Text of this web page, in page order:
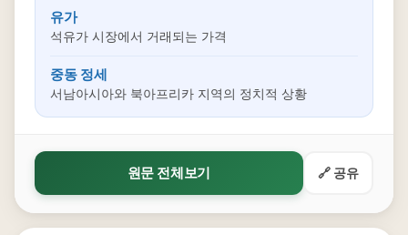
유가
석유가 시장에서 거래되는 가격
중동 정세
서남아시아와 북아프리카 지역의 정치적 상황
원문 전체보기 🔗 공유